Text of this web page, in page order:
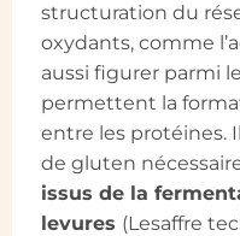
structuration du
oxydants, comme
aussi figurer parmi
permettent la
entre les protéines.
de gluten
issus de la
levures (Lesaffre